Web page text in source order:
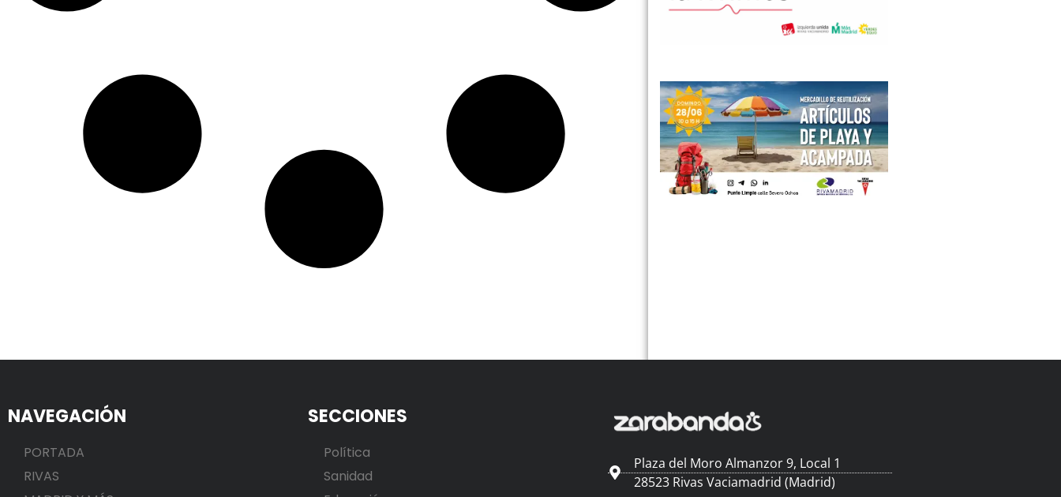
NAVEGACIÓN
PORTADA
RIVAS
SECCIONES
Política
Sanidad
Plaza del Moro Almanzor 9, Local 1
28523 Rivas Vaciamadrid (Madrid)